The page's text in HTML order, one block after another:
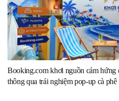
Booking.com khơi nguồn cảm hứng
thông qua trải nghiệm pop-up cà phê